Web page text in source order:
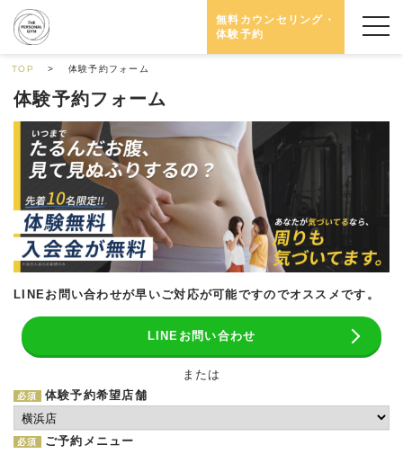
無料カウンセリング・
体験予約
TOP 体験予約フォーム
体験予約フォーム
LINEお問い合わせが早いご対応が可能ですのでオススメです。
LINEお問い合わせ
または
必須 体験予約希望店舗
必須
ご予約メニュー